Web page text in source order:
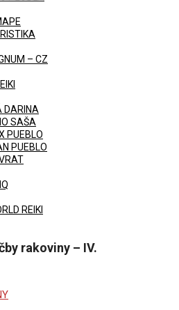
– CZ
DARINA
SAŠA
PUEBLO
PUEBLO
REIKI
rakoviny – IV.